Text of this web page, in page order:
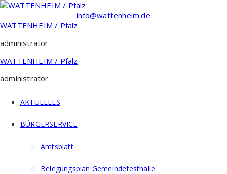
Zum
springen
info@wattenheim.de
WATTENHEIM / Pfalz
administrator
WATTENHEIM / Pfalz
administrator
AKTUELLES
BÜRGERSERVICE
Amtsblatt
Belegungsplan Gemeindefesthalle